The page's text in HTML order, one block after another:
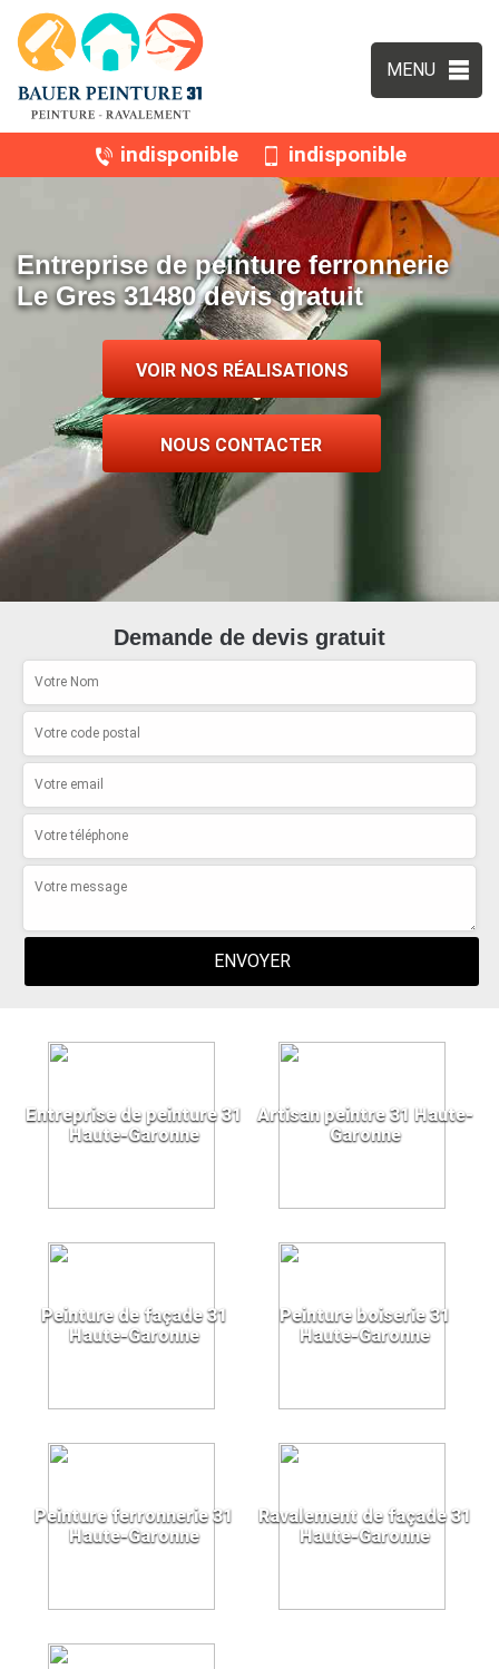
MENU
indisponible indisponible
Entreprise de peinture ferronnerie
Le Gres 31480 devis gratuit
VOIR NOS RÉALISATIONS
NOUS CONTACTER
Demande de devis gratuit
Entreprise de peinture 31
Haute-Garonne
Artisan peintre 31 Haute-
Garonne
Peinture de façade 31
Haute-Garonne
Peinture boiserie 31
Haute-Garonne
Peinture ferronnerie 31
Haute-Garonne
Ravalement de façade 31
Haute-Garonne